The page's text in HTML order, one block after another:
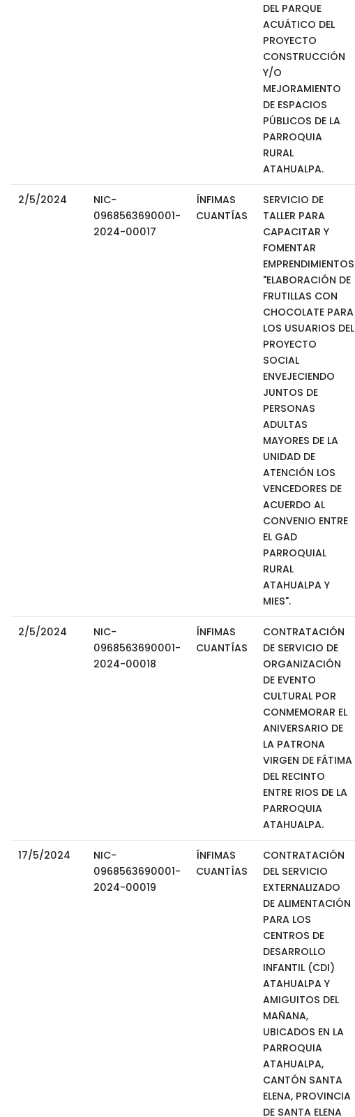
DEL PARQUE
ACUÁTICO DEL
PROYECTO
CONSTRUCCIÓN
Y/O
MEJORAMIENTO
DE ESPACIOS
PÚBLICOS DE LA
PARROQUIA
RURAL
ATAHUALPA.
2/5/2024
NIC-
0968563690001-
2024-00017
ÍNFIMAS
CUANTÍAS
SERVICIO DE
TALLER PARA
CAPACITAR Y
FOMENTAR
EMPRENDIMIENTOS
"ELABORACIÓN DE
FRUTILLAS CON
CHOCOLATE PARA
LOS USUARIOS DEL
PROYECTO
SOCIAL
ENVEJECIENDO
JUNTOS DE
PERSONAS
ADULTAS
MAYORES DE LA
UNIDAD DE
ATENCIÓN LOS
VENCEDORES DE
ACUERDO AL
CONVENIO ENTRE
EL GAD
PARROQUIAL
RURAL
ATAHUALPA Y
MIES".
2/5/2024
NIC-
0968563690001-
2024-00018
ÍNFIMAS
CUANTÍAS
CONTRATACIÓN
DE SERVICIO DE
ORGANIZACIÓN
DE EVENTO
CULTURAL POR
CONMEMORAR EL
ANIVERSARIO DE
LA PATRONA
VIRGEN DE FÁTIMA
DEL RECINTO
ENTRE RIOS DE LA
PARROQUIA
ATAHUALPA.
17/5/2024
NIC-
0968563690001-
2024-00019
ÍNFIMAS
CUANTÍAS
CONTRATACIÓN
DEL SERVICIO
EXTERNALIZADO
DE ALIMENTACIÓN
PARA LOS
CENTROS DE
DESARROLLO
INFANTIL (CDI)
ATAHUALPA Y
AMIGUITOS DEL
MAÑANA,
UBICADOS EN LA
PARROQUIA
ATAHUALPA,
CANTÓN SANTA
ELENA, PROVINCIA
DE SANTA ELENA